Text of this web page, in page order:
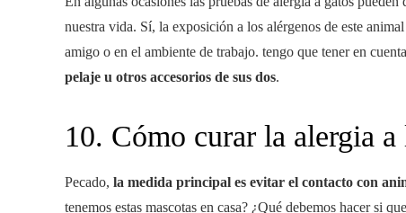
nuestra vida. Sí, la exposición a los alérgenos de este
amigo o en el ambiente de trabajo. tengo que tener en
pelaje u otros accesorios de sus dos.
10. Cómo curar la alergia a
Pecado, la medida principal es evitar el contacto con
tenemos estas mascotas en casa? ¿Qué debemos hacer si